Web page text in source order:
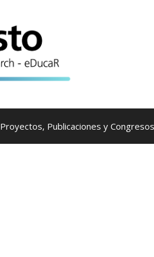
Proyectos, Publicaciones y Congresos